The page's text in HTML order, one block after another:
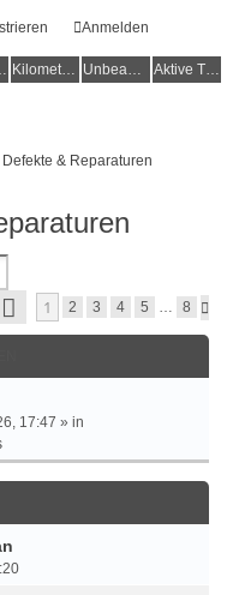
Anmelden
Wiki Kilometerstatistik Unbeantwortete Themen Aktive Themen
Ténéré
& Reparaturen
I
O
1 2 3 4 5 … 8
17:47 » in